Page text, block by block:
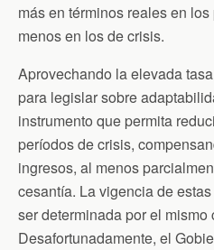
más en términos reales en
menos en los de crisis.
Aprovechando la elevada
para legislar sobre
instrumento que permita
períodos de crisis,
ingresos, al menos
cesantía. La vigencia de
ser determinada por el
Desafortunadamente, el